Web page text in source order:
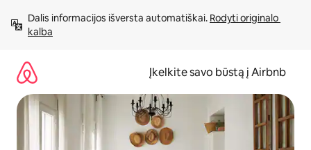
prie
turinio
Dalis informacijos išversta automatiškai. Rodyti originalo
kalba
Įkelkite savo būstą į Airbnb